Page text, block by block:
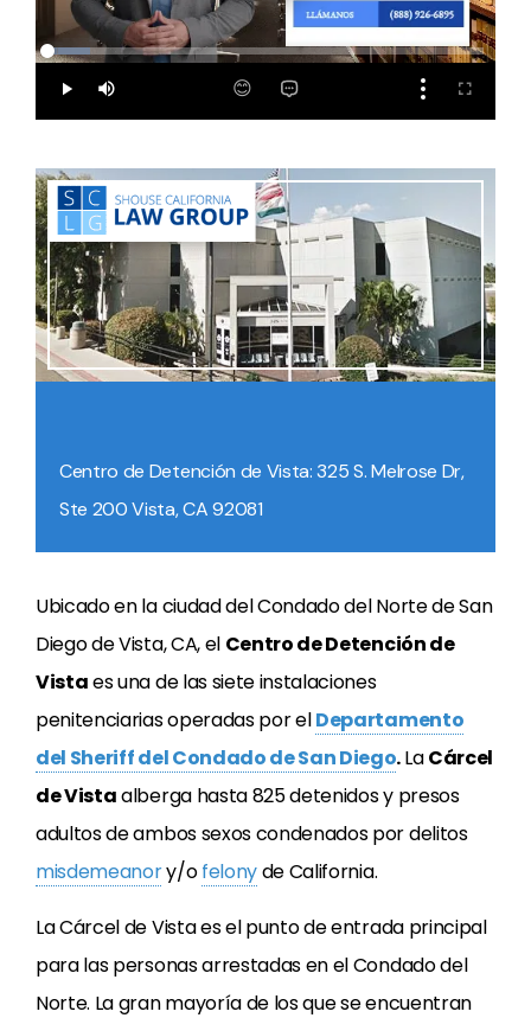
Centro de Detención de Vista: 325 S. Melrose Dr,
Ste 200 Vista, CA 92081
Ubicado en la ciudad del Condado del Norte de San
Diego de Vista, CA, el Centro de Detención de
Vistaes una de las siete instalaciones
penitenciarias operadas por elDepartamento
del Sheriff del Condado de San Diego.LaCárcel
de Vistaalberga hasta 825 detenidos y presos
adultos de ambos sexos condenados por delitos
misdemeanory/ofelonyde California.
La Cárcel de Vista es el punto de entrada principal
para las personas arrestadas en el Condado del
Norte. La gran mayoría de los que se encuentran